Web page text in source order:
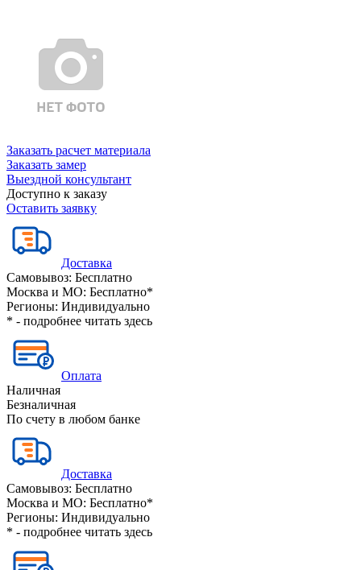
Заказать расчет материала
Заказать замер
Выездной консультант
Доступно к заказу
Оставить заявку
Доставка
Самовывоз: Бесплатно
Москва и МО: Бесплатно*
Регионы: Индивидуально
* - подробнее читать здесь
Оплата
Наличная
Безналичная
По счету в любом банке
Доставка
Самовывоз: Бесплатно
Москва и МО: Бесплатно*
Регионы: Индивидуально
* - подробнее читать здесь